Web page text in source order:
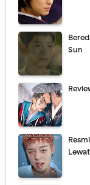
Sun